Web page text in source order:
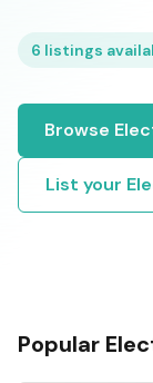
6 listings
Browse
List your
Popular